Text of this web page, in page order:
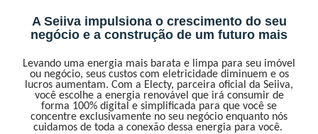
A Seiiva impulsiona o crescimento do seu
negócio e a construção de um futuro mais
Levando uma energia mais barata e limpa para seu imóvel
ou negócio, seus custos com eletricidade diminuem e os
lucros aumentam. Com a Electy, parceira oficial da Seiiva,
você escolhe a energia renovável que irá consumir de
forma 100% digital e simplificada para que você se
concentre exclusivamente no seu negócio enquanto nós
cuidamos de toda a conexão dessa energia para você.